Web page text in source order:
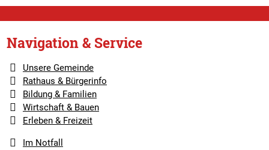
Navigation & Service
Unsere Gemeinde
Rathaus & Bürgerinfo
Bildung & Familien
Wirtschaft & Bauen
Erleben & Freizeit
Im Notfall